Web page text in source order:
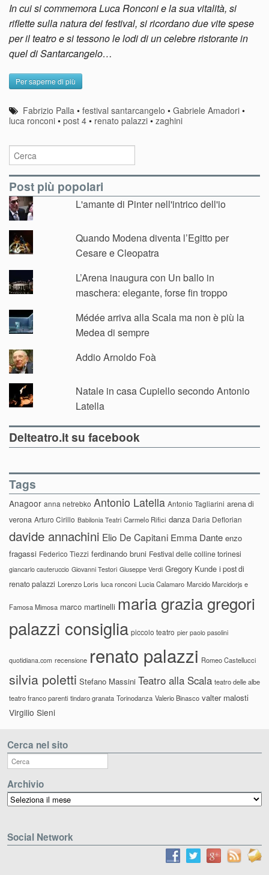
In cui si commemora Luca Ronconi e la sua vitalità, si
riflette sulla natura dei festival, si ricordano due vite spese
per il teatro e si tessono le lodi di un celebre ristorante in
quel di Santarcangelo…
Per saperne di più
Fabrizio Palla •festival santarcangelo •Gabriele Amadori •
luca ronconi • post 4 • renato palazzi • zaghini
Post più popolari
L'amante di Pinter nell'intrico dell'io
Quando Modena diventa l’Egitto per
Cesare e Cleopatra
L’Arena inaugura con Un ballo in
maschera: elegante, forse fin troppo
Médée arriva alla Scala ma non è più la
Medea di sempre
Addio Arnoldo Foà
Natale in casa Cupiello secondo Antonio
Latella
Delteatro.it su facebook
Tags
Anagoor anna netrebko Antonio Latella Antonio Tagliarini arena di
verona Arturo Cirillo Babilonia Teatri Carmelo Rifici danza Daria Deflorian
davide annachini Elio De Capitani Emma Dante enzo
fragassi Federico Tiezzi ferdinando bruni Festival delle colline torinesi
giancarlo cauteruccio Giovanni Testori Giuseppe Verdi Gregory Kunde i post di
renato palazzi Lorenzo Loris luca ronconi Lucia Calamaro Marcido Marcidorjs e
Famosa Mimosa marco martinelli maria grazia gregori
palazzi consiglia piccolo teatro pier paolo pasolini
quotidiana.com recensione renato palazzi Romeo Castellucci
silvia poletti Stefano Massini Teatro alla Scala teatro delle albe
teatro franco parenti tindaro granata Torinodanza Valerio Binasco valter malosti
Virgilio Sieni
Cerca nel sito
Archivio
Archivio
Social Network